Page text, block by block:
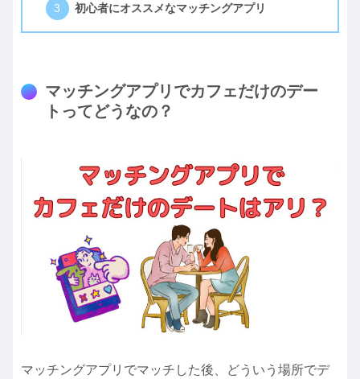
初心者にオススメなマッチングアプリ
マッチングアプリでカフェだけのデー
トってどうなの？
マッチングアプリでマッチした後、どういう場所でデ